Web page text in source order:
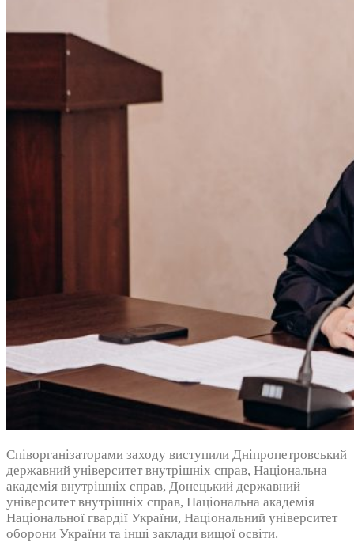
Співорганізаторами заходу виступили Дніпропетровський
державний університет внутрішніх справ, Національна
академія внутрішніх справ, Донецький державний
університет внутрішніх справ, Національна академія
Національної гвардії України, Національний університет
оборони України та інші заклади вищої освіти.